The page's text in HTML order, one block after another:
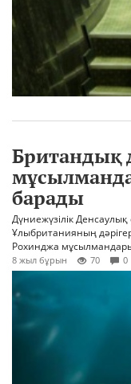
Британдық
барады
Дүниежүзілік
Ұлыбританияның
Рохинджа
8 жыл бұрын 70 0